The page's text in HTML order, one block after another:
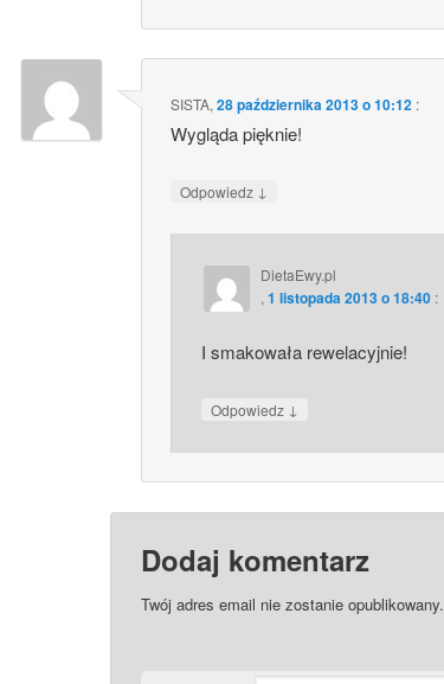
SISTA,28 października 2013 o 10:12 :
Wygląda pięknie!
Odpowiedz ↓
DietaEwy.pl
, 1 listopada 2013 o 18:40 :
I smakowała rewelacyjnie!
Odpowiedz ↓
Dodaj komentarz
Twój adres email nie zostanie opublikowany.